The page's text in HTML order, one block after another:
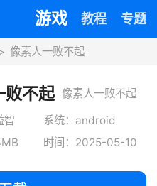
游戏 教程 专题
像素人一败不起
败不起 像素人一败不起
是一款趣味横生
的休闲魔性游戏
佳作，游戏采用
智
系统：android
时间：2025-05-10